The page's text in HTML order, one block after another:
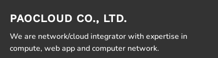
PAOCLOUD CO., LTD.
We are network/cloud integrator with expertise in
compute, web app and computer network.